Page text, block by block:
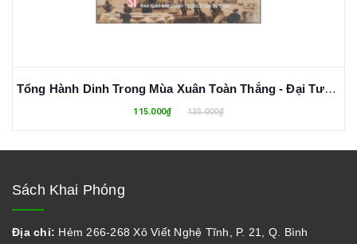
Tổng Hành Dinh Trong Mùa Xuân Toàn Thắng - Đại Tướng Võ Nguyên Giáp
115.000₫ 135.000₫
Sách Khai Phóng
Địa chỉ: Hẻm 266-268 Xô Viết Nghệ Tĩnh, P. 21, Q. Bình